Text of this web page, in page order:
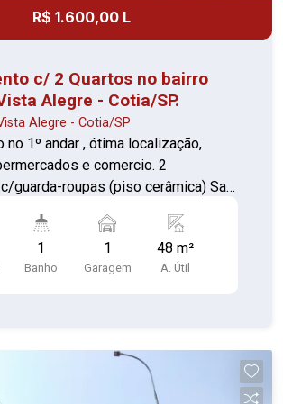
R$ 1.600,00 L
c/ 2 Quartos no bairro
Alegre - Cotia/SP.
Alegre - Cotia/SP
no 1º andar , ótima localização,
e comercio. 2
(piso cerâmica) Sala
cerâmica) Banheiro c/ box de
Lavanderia (piso
vaga de garagem descoberta
1
Banho
1
Garagem
48 m²
A. Útil